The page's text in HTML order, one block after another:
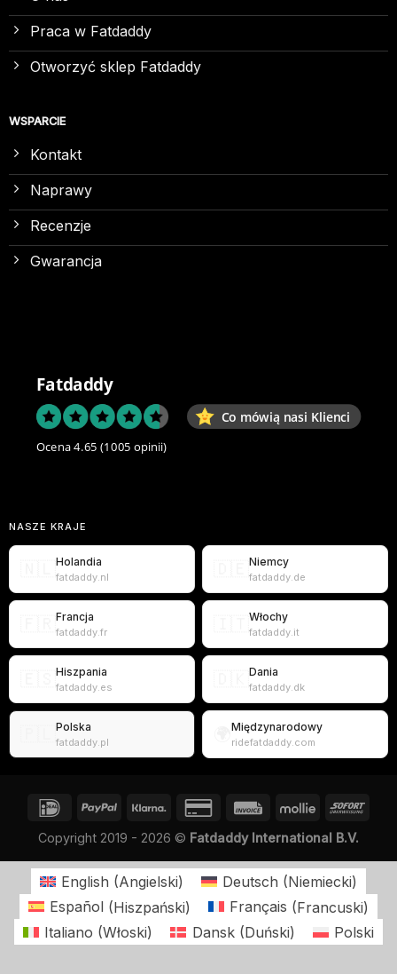
Praca w Fatdaddy
Otworzyć sklep Fatdaddy
WSPARCIE
Kontakt
Naprawy
Recenzje
Gwarancja
Fatdaddy
Co mówią nasi Klienci
Ocena 4.65 (1005 opinii)
NASZE KRAJE
Holandia
fatdaddy.nl
Niemcy
fatdaddy.de
Francja
fatdaddy.fr
Włochy
fatdaddy.it
Hiszpania
fatdaddy.es
Dania
fatdaddy.dk
Polska
fatdaddy.pl
Międzynarodowy
ridefatdaddy.com
Copyright 2019 - 2026 © Fatdaddy International B.V.
English (Angielski) Deutsch (Niemiecki)
Español (Hiszpański) Français (Francuski)
Italiano (Włoski) Dansk(Duński) Polski